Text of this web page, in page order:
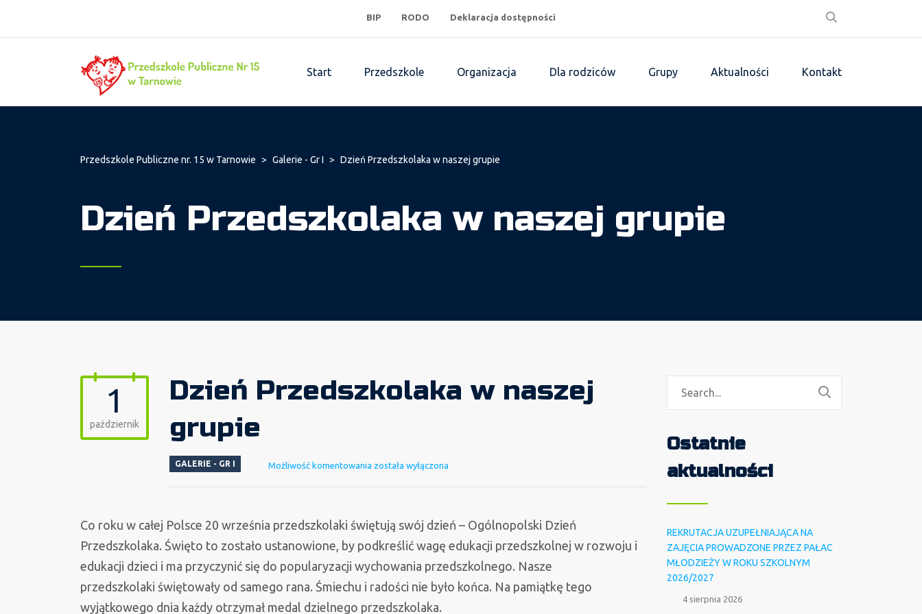
BIP RODO Deklaracja dostępności
Start Przedszkole Organizacja Dla rodziców Grupy Aktualności Kontakt
Przedszkole Publiczne nr. 15 w Tarnowie > Galerie - Gr I > Dzień Przedszkolaka w naszej grupie
Dzień Przedszkolaka w naszej grupie
1
październik
Dzień Przedszkolaka w naszej
grupie
GALERIE - GR I Możliwość komentowania Dzień
naszej
grupie
została wyłączona
Co roku w całej Polsce 20 września przedszkolaki świętują swój dzień – Ogólnopolski Dzień
Przedszkolaka. Święto to zostało ustanowione, by podkreślić wagę edukacji przedszkolnej w rozwoju i
edukacji dzieci i ma przyczynić się do popularyzacji wychowania przedszkolnego. Nasze
przedszkolaki świętowały od samego rana. Śmiechu i radości nie było końca. Na pamiątkę tego
wyjątkowego dnia każdy otrzymał medal dzielnego przedszkolaka.
Ostatnie
aktualności
REKRUTACJA UZUPEŁNIAJĄCA NA
ZAJĘCIA PROWADZONE PRZEZ PAŁAC
MŁODZIEŻY W ROKU SZKOLNYM
2026/2027
4 sierpnia 2026